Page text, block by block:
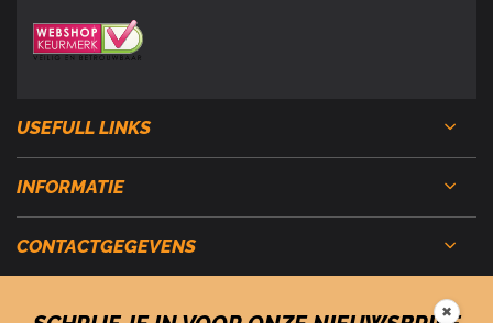
USEFULL LINKS
INFORMATIE
CONTACTGEGEVENS
✖